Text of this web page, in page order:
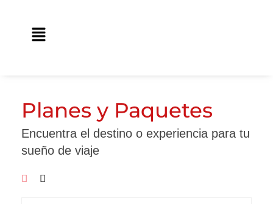
Main
Planes y Paquetes
Encuentra el destino o experiencia para tu
sueño de viaje